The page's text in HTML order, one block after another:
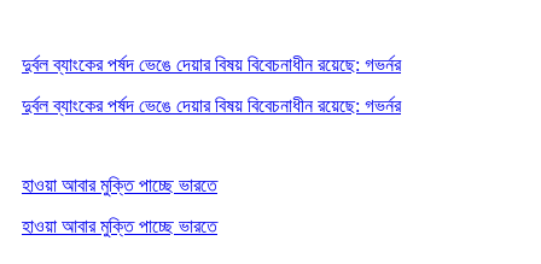
দুর্বল ব্যাংকের পর্ষদ ভেঙে দেয়ার বিষয় বিবেচনাধীন রয়েছে: গভর্নর
দুর্বল ব্যাংকের পর্ষদ ভেঙে দেয়ার বিষয় বিবেচনাধীন রয়েছে: গভর্নর
হাওয়া আবার মুক্তি পাচ্ছে ভারতে
হাওয়া আবার মুক্তি পাচ্ছে ভারতে